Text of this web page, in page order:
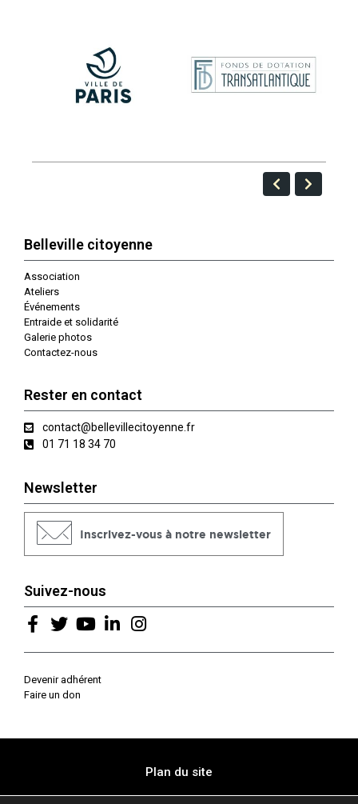
Belleville citoyenne
Association
Ateliers
Événements
Entraide et solidarité
Galerie photos
Contactez-nous
Rester en contact
contact@bellevillecitoyenne.fr
01 71 18 34 70
Newsletter
Inscrivez-vous à notre newsletter
Suivez-nous
Devenir adhérent
Faire un don
Plan du site